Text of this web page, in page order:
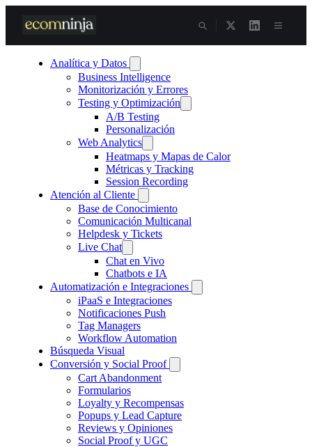
Analítica y Datos
Business Intelligence
Monitorización y Errores
Testing y Optimización
A/B Testing
Personalización
Web Analytics
Heatmaps y Mapas de Calor
Métricas y Tracking
Session Recording
Atención al Cliente
Base de Conocimiento
Comunicación Multicanal
Helpdesk y Tickets
Live Chat
Chat en Vivo
Chatbots e IA
Automatización e Integraciones
iPaaS e Integraciones
Notificaciones Push
Tag Managers
Workflow Automation
Búsqueda Visual
Conversión y Social Proof
Cart Abandonment
Formularios
Loyalty y Recompensas
Popups y Lead Capture
Reviews y Opiniones
Social Proof y UGC